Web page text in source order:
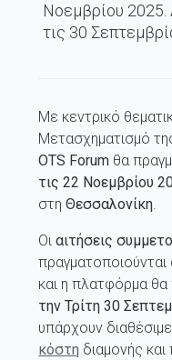
Νοεμβρίου 2025.
τις 30
Με κεντρικό
Μετασχηματισμό
OTS Forum θα
τις 22 Νοεμβρίου
στηΘεσσαλονίκη.
Οιαιτήσεις
και η πλατφόρμα θα
την Τρίτη 30
υπάρχουν
κόστη διαμονής